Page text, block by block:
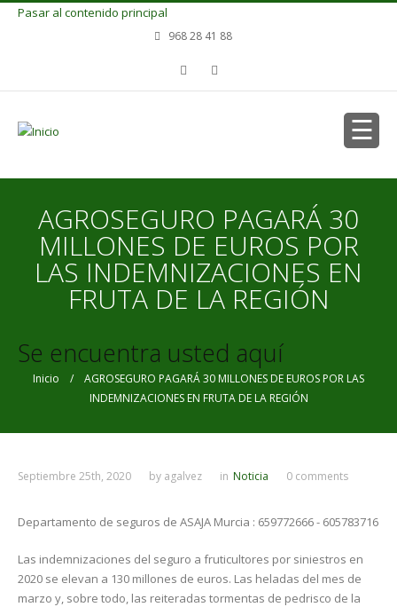
Pasar al contenido principal
968 28 41 88
AGROSEGURO PAGARÁ 30
MILLONES DE EUROS POR
LAS INDEMNIZACIONES EN
FRUTA DE LA REGIÓN
Se encuentra usted aquí
Inicio / AGROSEGURO PAGARÁ 30 MILLONES DE EUROS POR LAS
INDEMNIZACIONES EN FRUTA DE LA REGIÓN
Septiembre 25th, 2020 by agalvez in Noticia 0 comments
Departamento de seguros de ASAJA Murcia : 659772666 - 605783716
Las indemnizaciones del seguro a fruticultores por siniestros en
2020 se elevan a 130 millones de euros. Las heladas del mes de
marzo y, sobre todo, las reiteradas tormentas de pedrisco de la